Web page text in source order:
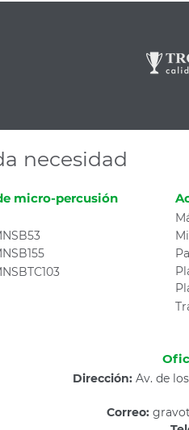
necesidad
micro-percusión
Dirección: Av. de
Correo: